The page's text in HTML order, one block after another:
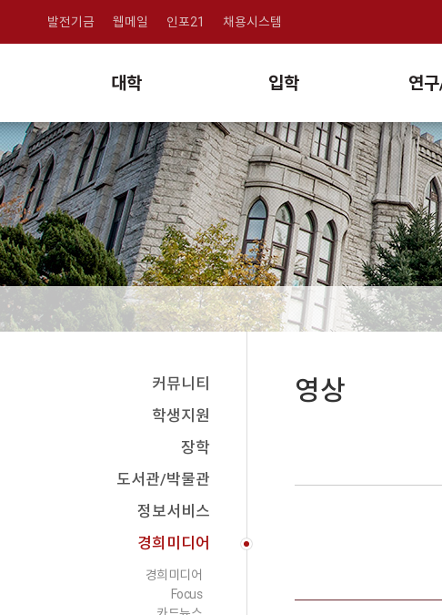
대학 입학 연
발전기금 웹메일 인포21 채용시스템
커뮤니티
학생지원
장학
도서관/박물관
정보서비스
경희미디어
경희미디어
Focus
영상